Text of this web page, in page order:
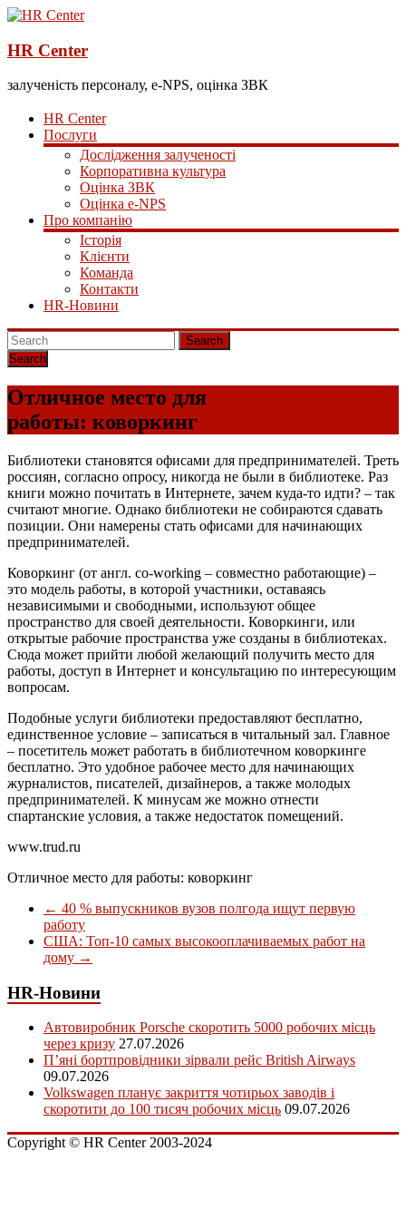
HR Center
залученість персоналу, e-NPS, оцінка ЗВК
HR Center
Послуги
Дослідження залученості
Корпоративна культура
Оцінка ЗВК
Оцінка e-NPS
Про компанію
Історія
Клієнти
Команда
Контакти
HR-Новини
Search
Отличное место для
работы: коворкинг
Библиотеки становятся офисами для предпринимателей. Треть
россиян, согласно опросу, никогда не были в библиотеке. Раз
книги можно почитать в Интернете, зачем куда-то идти? – так
считают многие. Однако библиотеки не собираются сдавать
позиции. Они намерены стать офисами для начинающих
предпринимателей.
Коворкинг (от англ. co-working – совместно работающие) –
это модель работы, в которой участники, оставаясь
независимыми и свободными, используют общее
пространство для своей деятельности. Коворкинги, или
открытые рабочие прост­ранства уже созданы в библиотеках.
Сюда может прийти любой желающий получить место для
работы, доступ в Интернет и консультацию по интересующим
вопросам.
Подобные услуги библиотеки предоставляют бесплатно,
единственное условие – записаться в читальный зал. Главное
– посетитель может работать в библиотечном коворкинге
бесплатно. Это удобное рабочее место для начинающих
журналистов, писателей, дизайнеров, а также молодых
предпринимателей. К минусам же можно отнес­ти
спартанские условия, а также недостаток помещений.
www.trud.ru
Отличное место для работы: коворкинг
← 40 % выпускников вузов полгода ищут первую
работу
США: Топ-10 самых высокооплачиваемых работ на
дому →
HR-Новини
Автовиробник Porsche скоротить 5000 робочих місць
через кризу 27.07.2026
П’яні бортпровідники зірвали рейс British Airways
09.07.2026
Volkswagen планує закриття чотирьох заводів і
скоротити до 100 тисяч робочих місць 09.07.2026
Copyright © HR Center 2003-2024